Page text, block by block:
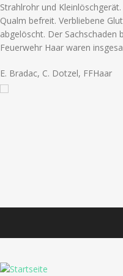
Strahlrohr und
Qualm befreit. Verbliebene
abgelöscht. Der
Feuerwehr Haar waren
E. Bradac, C. Dotzel, FFHaar